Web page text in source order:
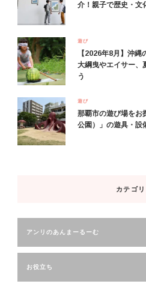
介！親子で歴史・文
遊び
【2026年8月】沖縄
大綱曳やエイサー、
う
遊び
那覇市の遊び場をお
公園）」の遊具・設
カテゴ
アンリのあんまーるーむ
お役立ち